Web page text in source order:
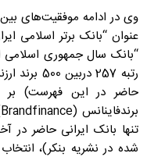
وی در ادامه موفقیت‌های
عنوان “بانک برتر اسلامی
“بانک سال جمهوری اسلامی
رتبه 257
حاضر در این فهرست) بر